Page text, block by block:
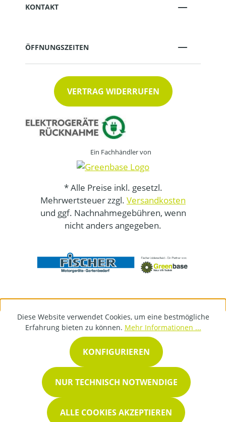
KONTAKT
ÖFFNUNGSZEITEN
VERTRAG WIDERRUFEN
Ein Fachhändler von
* Alle Preise inkl. gesetzl.
Mehrwertsteuer zzgl. Versandkosten
und ggf. Nachnahmegebühren, wenn
nicht anders angegeben.
Diese Website verwendet Cookies, um eine bestmögliche
Erfahrung bieten zu können. Mehr Informationen ...
NUR TECHNISCH NOTWENDIGE
KONFIGURIEREN
ALLE COOKIES AKZEPTIEREN